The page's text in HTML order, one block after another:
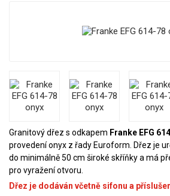
Granitový dřez s odkapem Franke EFG
provedení onyx z řady Euroform. Dřez je
do minimálně 50 cm široké skříňky a má
pro vyražení otvoru.
Dřez je dodáván včetně sifonu a